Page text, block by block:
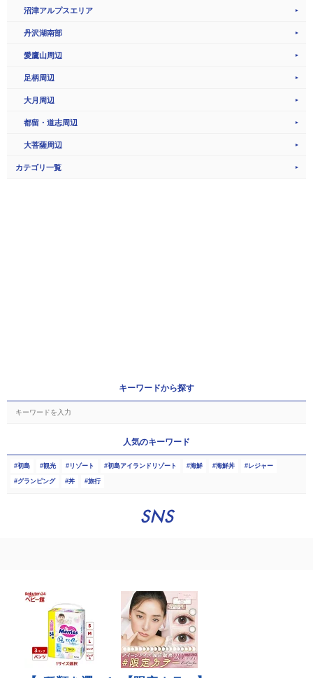
沼津アルプスエリア
丹沢湖南部
愛鷹山周辺
足柄周辺
大月周辺
都留・道志周辺
大菩薩周辺
カテゴリ一覧
キーワードから探す
人気のキーワード
初島 観光 リゾート 初島アイランドリゾート 海鮮 海鮮丼 レジャー
グランピング 丼 旅行
SNS